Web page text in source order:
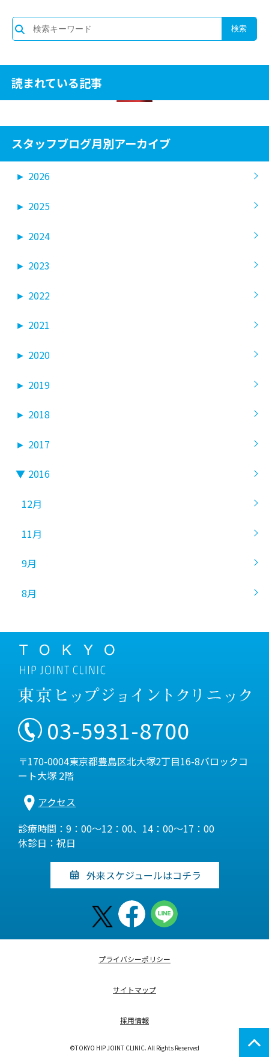
読まれている記事
スタッフブログ月別アーカイブ
► 2026
► 2025
► 2024
► 2023
► 2022
► 2021
► 2020
► 2019
► 2018
► 2017
▼ 2016
12月
11月
9月
8月
03-5931-8700
〒170-0004東京都豊島区北大塚2丁目16-8バロックコ
ート大塚 2階
アクセス
診療時間：9：00～12：00、14：00～17：00
休診日：祝日
外来スケジュールはコチラ
プライバシーポリシー
サイトマップ
採用情報
©TOKYO HIP JOINT CLINIC. All Rights Reserved